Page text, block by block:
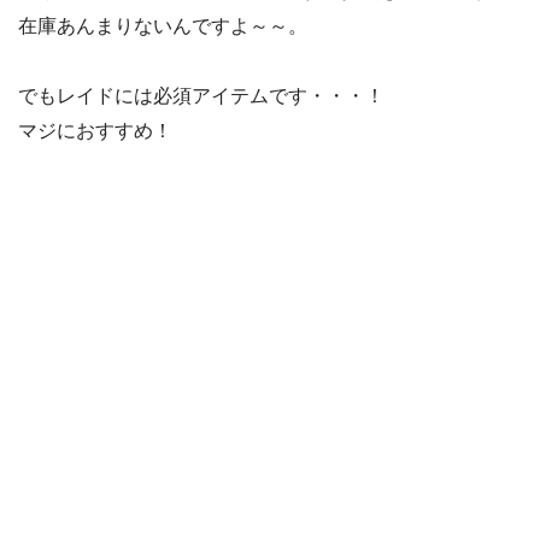
在庫あんまりないんですよ～～。
でもレイドには必須アイテムです・・・！
マジにおすすめ！